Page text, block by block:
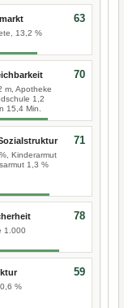
13,2 %
63
m, Apotheke
1,2
15,4 Min.
70
Kinderarmut
1,3 %
71
1.000
78
%
59